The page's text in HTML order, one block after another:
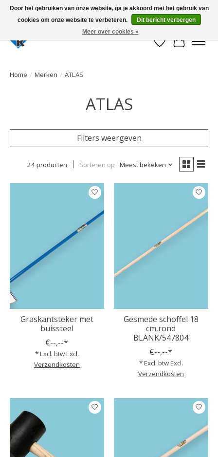
Large selection of products and fast shipping!
Verlanglijst
Home / Merken / ATLAS
ATLAS
Filters weergeven
24 producten Sorteren op Meest bekeken
Graskantsteker met
buissteel
€--,--*
* Excl. btw Excl.
Verzendkosten
Gesmede schoffel 18
cm,rond
BLANK/547804
€--,--*
* Excl. btw Excl.
Verzendkosten
Door het gebruiken van onze website, ga je akkoord met het gebruik van
cookies om onze website te verbeteren.
Dit bericht verbergen
Meer over cookies »